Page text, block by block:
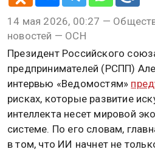
14 мая 2026, 00:27 —
новостей — ОСН
Президент Российского
предпринимателей (РСПП)
интервью «Ведомостям»
рисках, которые развитие
интеллекта несет мировой
системе. По его словам,
в том, что ИИ начнет не